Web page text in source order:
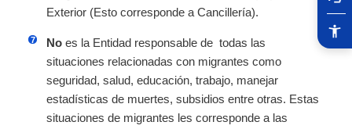
Exterior (Esto corresponde a Cancillería).
No es la Entidad responsable de todas las
situaciones relacionadas con migrantes como
seguridad, salud, educación, trabajo, manejar
estadísticas de muertes, subsidios entre otras. Estas
situaciones de migrantes les corresponde a las